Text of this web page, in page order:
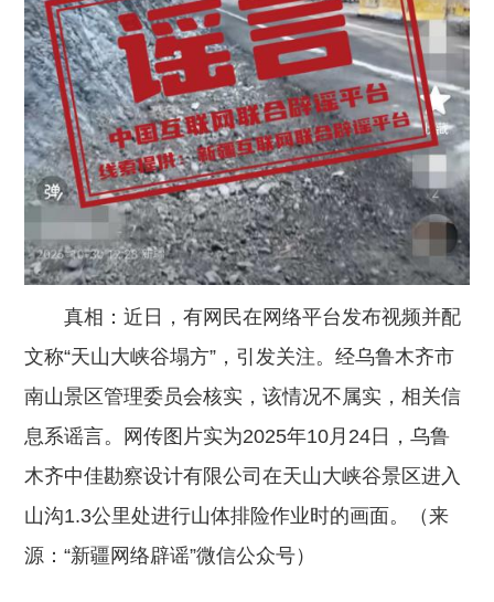
真相：近日，有网民在网络平台发布视频并配
文称“天山大峡谷塌方”，引发关注。经乌鲁木齐市
南山景区管理委员会核实，该情况不属实，相关信
息系谣言。网传图片实为2025年10月24日，乌鲁
木齐中佳勘察设计有限公司在天山大峡谷景区进入
山沟1.3公里处进行山体排险作业时的画面。（来
源：“新疆网络辟谣”微信公众号）